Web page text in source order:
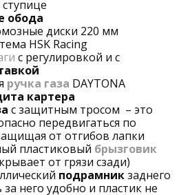
обода
диски 220 мм
HSK Racing
с регулировкой и с
ручка газа DAYTONA
картера
с защитным тросом – это
передвигаться по
от отгибов лапки
пластиковый брызговик
от грязи сзади)
подрамникзаднего
за него удобно и пластик не